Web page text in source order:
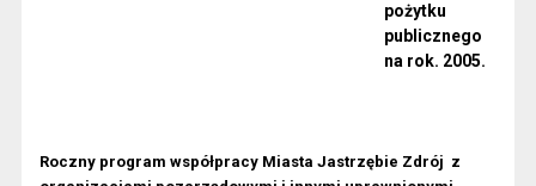
pożytku
publicznego
na rok. 2005.
Roczny program współpracy Miasta Jastrzębie Zdrój z